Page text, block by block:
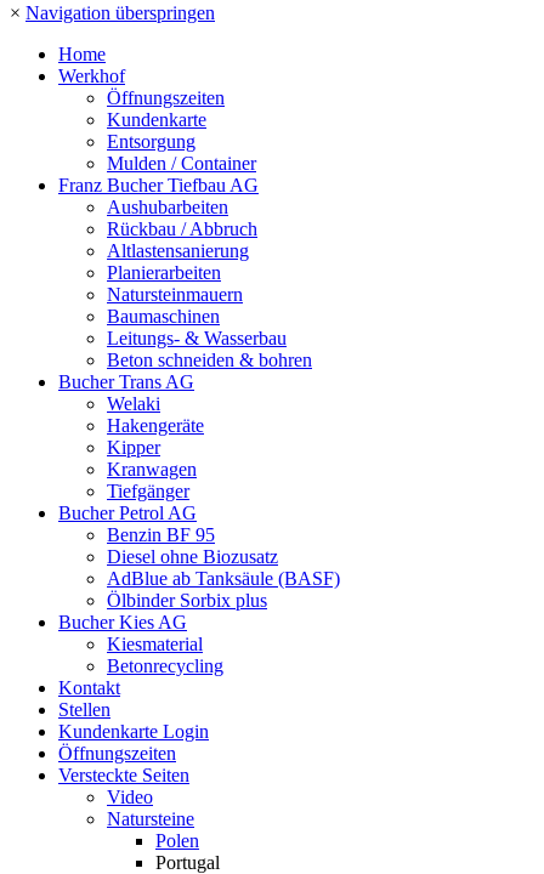
× Navigation überspringen
Home
Werkhof
Öffnungszeiten
Kundenkarte
Entsorgung
Mulden / Container
Franz Bucher Tiefbau AG
Aushubarbeiten
Rückbau / Abbruch
Altlastensanierung
Planierarbeiten
Natursteinmauern
Baumaschinen
Leitungs- & Wasserbau
Beton schneiden & bohren
Bucher Trans AG
Welaki
Hakengeräte
Kipper
Kranwagen
Tiefgänger
Bucher Petrol AG
Benzin BF 95
Diesel ohne Biozusatz
AdBlue ab Tanksäule (BASF)
Ölbinder Sorbix plus
Bucher Kies AG
Kiesmaterial
Betonrecycling
Kontakt
Stellen
Kundenkarte Login
Öffnungszeiten
Versteckte Seiten
Video
Natursteine
Polen
Portugal